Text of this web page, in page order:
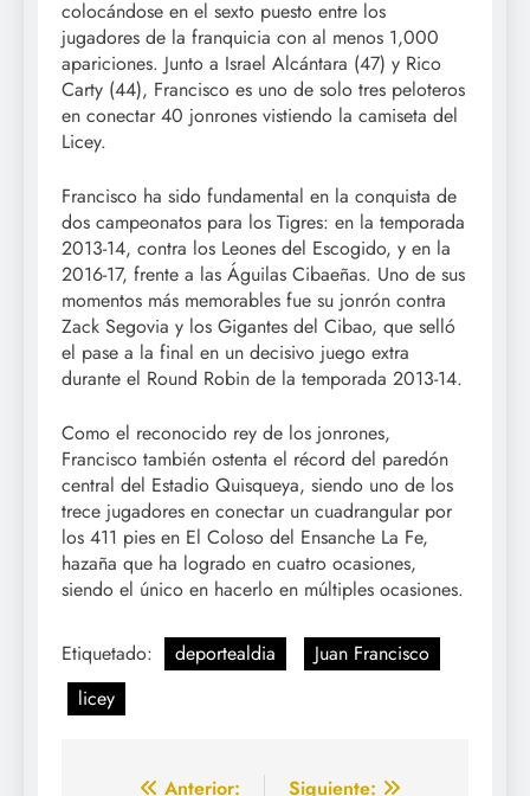
colocándose en el sexto puesto entre los
jugadores de la franquicia con al menos 1,000
apariciones. Junto a Israel Alcántara (47) y Rico
Carty (44), Francisco es uno de solo tres peloteros
en conectar 40 jonrones vistiendo la camiseta del
Licey.
Francisco ha sido fundamental en la conquista de
dos campeonatos para los Tigres: en la temporada
2013-14, contra los Leones del Escogido, y en la
2016-17, frente a las Águilas Cibaeñas. Uno de sus
momentos más memorables fue su jonrón contra
Zack Segovia y los Gigantes del Cibao, que selló
el pase a la final en un decisivo juego extra
durante el Round Robin de la temporada 2013-14.
Como el reconocido rey de los jonrones,
Francisco también ostenta el récord del paredón
central del Estadio Quisqueya, siendo uno de los
trece jugadores en conectar un cuadrangular por
los 411 pies en El Coloso del Ensanche La Fe,
hazaña que ha logrado en cuatro ocasiones,
siendo el único en hacerlo en múltiples ocasiones.
Etiquetado: deportealdia
Juan Francisco
licey
Anterior: Siguiente: